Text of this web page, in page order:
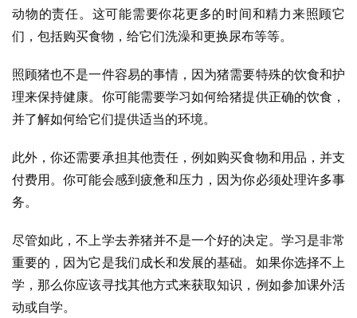
动物的责任。这可能需要你花更多的时间和精力来照顾它
们，包括购买食物，给它们洗澡和更换尿布等等。
照顾猪也不是一件容易的事情，因为猪需要特殊的饮食和护
理来保持健康。你可能需要学习如何给猪提供正确的饮食，
并了解如何给它们提供适当的环境。
此外，你还需要承担其他责任，例如购买食物和用品，并支
付费用。你可能会感到疲惫和压力，因为你必须处理许多事
务。
尽管如此，不上学去养猪并不是一个好的决定。学习是非常
重要的，因为它是我们成长和发展的基础。如果你选择不上
学，那么你应该寻找其他方式来获取知识，例如参加课外活
动或自学。